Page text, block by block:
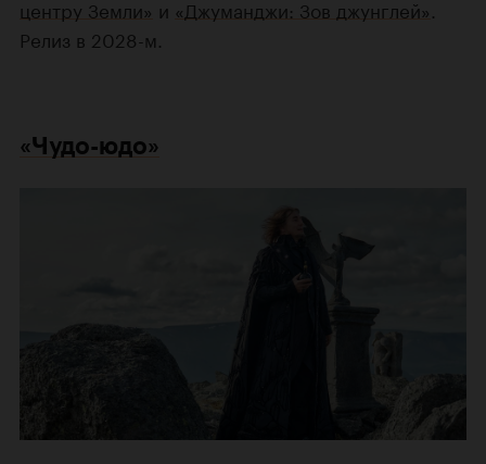
центру Земли» и «Джуманджи: Зов джунглей»
Релиз в 2028-м.
«Чудо-юдо»